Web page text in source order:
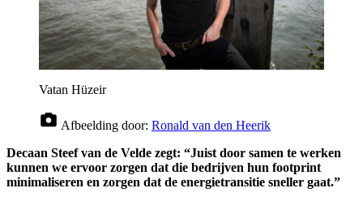
Vatan Hüzeir
Afbeelding door: Ronald van den Heerik
Decaan Steef van de Velde zegt: “Juist door samen te werken
kunnen we ervoor zorgen dat die bedrijven hun footprint
minimaliseren en zorgen dat de energietransitie sneller gaat.”